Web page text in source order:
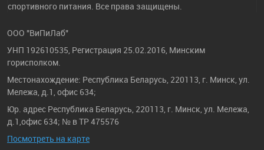
спортивного питания. Все права защищены.
ООО "ВиПиЛаб"
УНП 192610535, Регистрация 25.02.2016, Минским
горисполком.
Местонахождение: Республика Беларусь, 220113, г. Минск, ул.
Мележа, д.1, офис 634;
Юр. адрес Республика Беларусь, 220113, г. Минск, ул. Мележа,
д.1,офис 634; № в ТР 475576
Посмотреть на карте